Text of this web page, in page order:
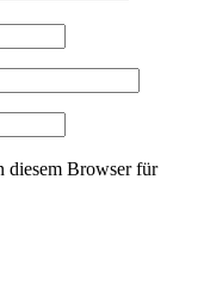
diesem Browser für